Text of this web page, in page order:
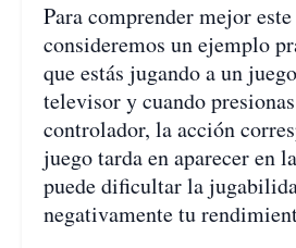
Para comprender mejor
consideremos un ejemplo
que estás jugando a un
televisor y cuando
controlador, la acción
juego tarda en aparecer en
puede dificultar la
negativamente tu